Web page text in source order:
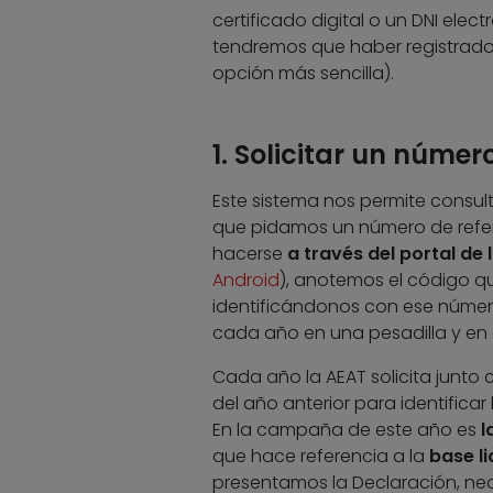
certificado digital o un DNI
tendremos que haber
opción más sencilla).
1. Solicitar un
Este sistema nos permite
que pidamos un número de
hacerse a través del portal de
Android), anotemos el código
identificándonos con ese
cada año en una pesadilla y
Cada año la AEAT solicita junto
del año anterior para
En la campaña de este año es
que hace referencia a la base
presentamos la Declaración,